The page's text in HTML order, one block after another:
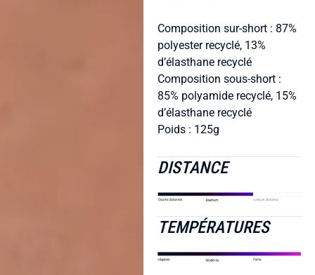
Composition sur-short : 87%
polyester recyclé, 13%
d’élasthane recyclé
Composition sous-short :
85% polyamide recyclé, 15%
d’élasthane recyclé
Poids : 125g
DISTANCE
TEMPÉRATURES